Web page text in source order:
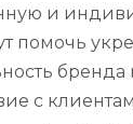
и
помочь
бренда
с